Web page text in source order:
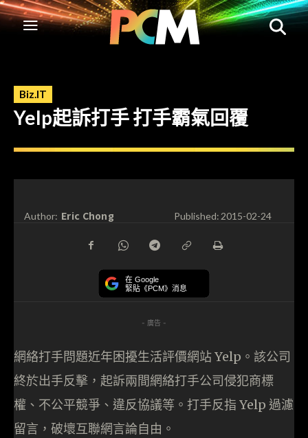
Biz.IT
Yelp起訴打手 打手霸氣回覆
Author: Eric Chong Published:2015-02-24
在 Google
緊貼《PCM》消息
- 廣告 -
網絡打手問題近年困擾生活評價網站 Yelp。該公司
終於出手反擊，起訴兩間網絡打手公司侵犯商標
權、不公平競爭、違反協議等。打手反指 Yelp 過濾
留言，破壞互聯網言論自由。